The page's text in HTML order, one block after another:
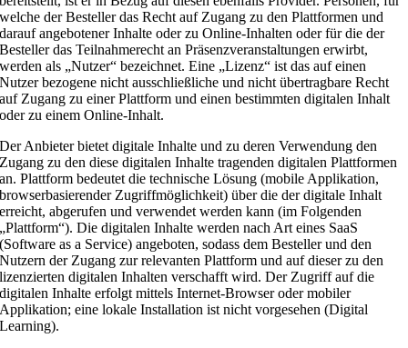
welche der Besteller das Recht auf Zugang zu den Plattformen und
darauf angebotener Inhalte oder zu Online-Inhalten oder für die der
Besteller das Teilnahmerecht an Präsenzveranstaltungen erwirbt,
werden als „Nutzer“ bezeichnet. Eine „Lizenz“ ist das auf einen
Nutzer bezogene nicht ausschließliche und nicht übertragbare Recht
auf Zugang zu einer Plattform und einen bestimmten digitalen Inhalt
oder zu einem Online-Inhalt.
Der Anbieter bietet digitale Inhalte und zu deren Verwendung den
Zugang zu den diese digitalen Inhalte tragenden digitalen Plattformen
an. Plattform bedeutet die technische Lösung (mobile Applikation,
browserbasierender Zugriffmöglichkeit) über die der digitale Inhalt
erreicht, abgerufen und verwendet werden kann (im Folgenden
„Plattform“). Die digitalen Inhalte werden nach Art eines SaaS
(Software as a Service) angeboten, sodass dem Besteller und den
Nutzern der Zugang zur relevanten Plattform und auf dieser zu den
lizenzierten digitalen Inhalten verschafft wird. Der Zugriff auf die
digitalen Inhalte erfolgt mittels Internet-Browser oder mobiler
Applikation; eine lokale Installation ist nicht vorgesehen (Digital
Learning).